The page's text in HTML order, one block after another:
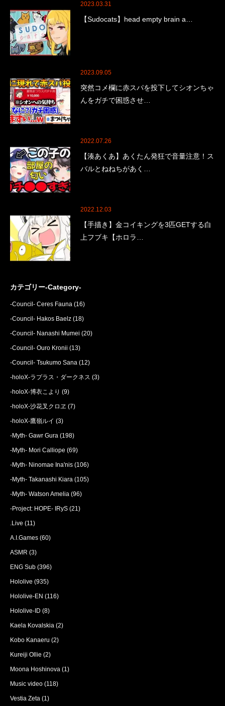
2023.03.31
【Sudocats】head empty brain a…
2023.09.05
突然コメ欄に赤スパを投下してシオンちゃ
んをガチで困惑させ…
2022.07.26
【湊あくあ】あくたん発狂で音量注意！ス
バルとねねちがあく…
2022.12.03
【手描き】金コイキングを3匹GETする白
上フブキ【ホロラ…
カテゴリー-Category-
-Council- Ceres Fauna (16)
-Council- Hakos Baelz (18)
-Council- Nanashi Mumei (20)
-Council- Ouro Kronii (13)
-Council- Tsukumo Sana (12)
-holoX-ラプラス・ダークネス (3)
-holoX-博衣こより (9)
-holoX-沙花叉クロヱ (7)
-holoX-鷹嶺ルイ (3)
-Myth- Gawr Gura (198)
-Myth- Mori Calliope (69)
-Myth- Ninomae Ina'nis (106)
-Myth- Takanashi Kiara (105)
-Myth- Watson Amelia (96)
-Project: HOPE- IRyS (21)
.Live (11)
A.I.Games (60)
ASMR (3)
ENG Sub (396)
Hololive (935)
Hololive-EN (116)
Hololive-ID (8)
Kaela Kovalskia (2)
Kobo Kanaeru (2)
Kureiji Ollie (2)
Moona Hoshinova (1)
Music video (118)
Vestia Zeta (1)